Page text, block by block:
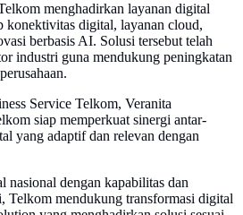
menghadirkan layanan digital
konektivitas digital, layanan cloud,
berbasis AI. Solusi tersebut telah
industri guna mendukung peningkatan
Service Telkom, Veranita
siap memperkuat sinergi antar-
yang adaptif dan relevan dengan
nasional dengan kapabilitas dan
Telkom mendukung transformasi digital